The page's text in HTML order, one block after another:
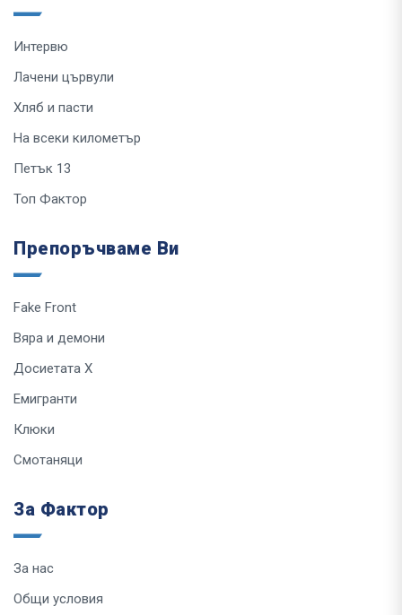
Интервю
Лачени цървули
Хляб и пасти
На всеки километър
Петък 13
Топ Фактор
Препоръчваме Ви
Fake Front
Вяра и демони
Досиетата Х
Емигранти
Клюки
Смотаняци
За Фактор
За нас
Общи условия